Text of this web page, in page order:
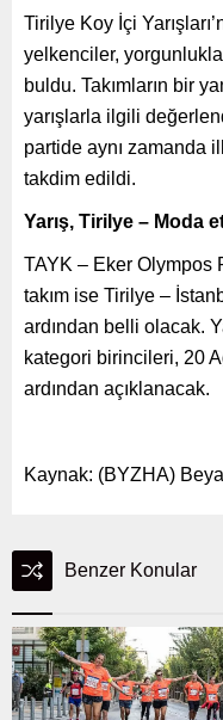
Tirilye Koy İçi
yelkenciler,
buldu. Takımların bir
yarışlarla ilgili
partide aynı zamanda
takdim edildi.
Yarış, Tirilye – Moda
TAYK – Eker Olympos
takım ise Tirilye –
ardından belli olacak.
kategori birincileri, 20
ardından açıklanacak.
Kaynak: (BYZHA)
Benzer Konular